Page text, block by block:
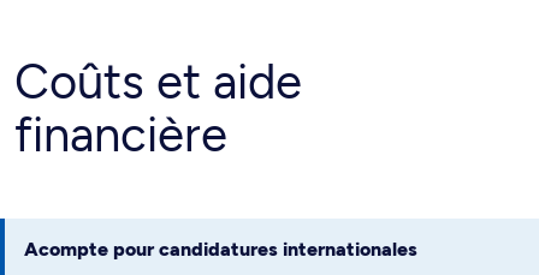
Coûts et aide
financière
Acompte pour candidatures internationales